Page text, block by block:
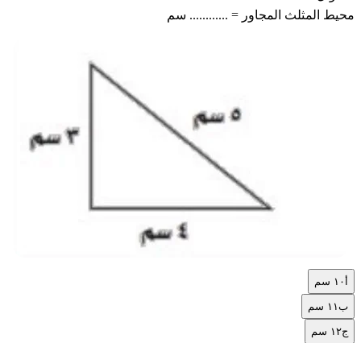
محيط المثلث المجاور = ............ سم
١٠ سم
ب١١ سم
ج١٢ سم